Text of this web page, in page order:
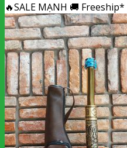
🔥SALE MẠNH 🚚 Freeship*